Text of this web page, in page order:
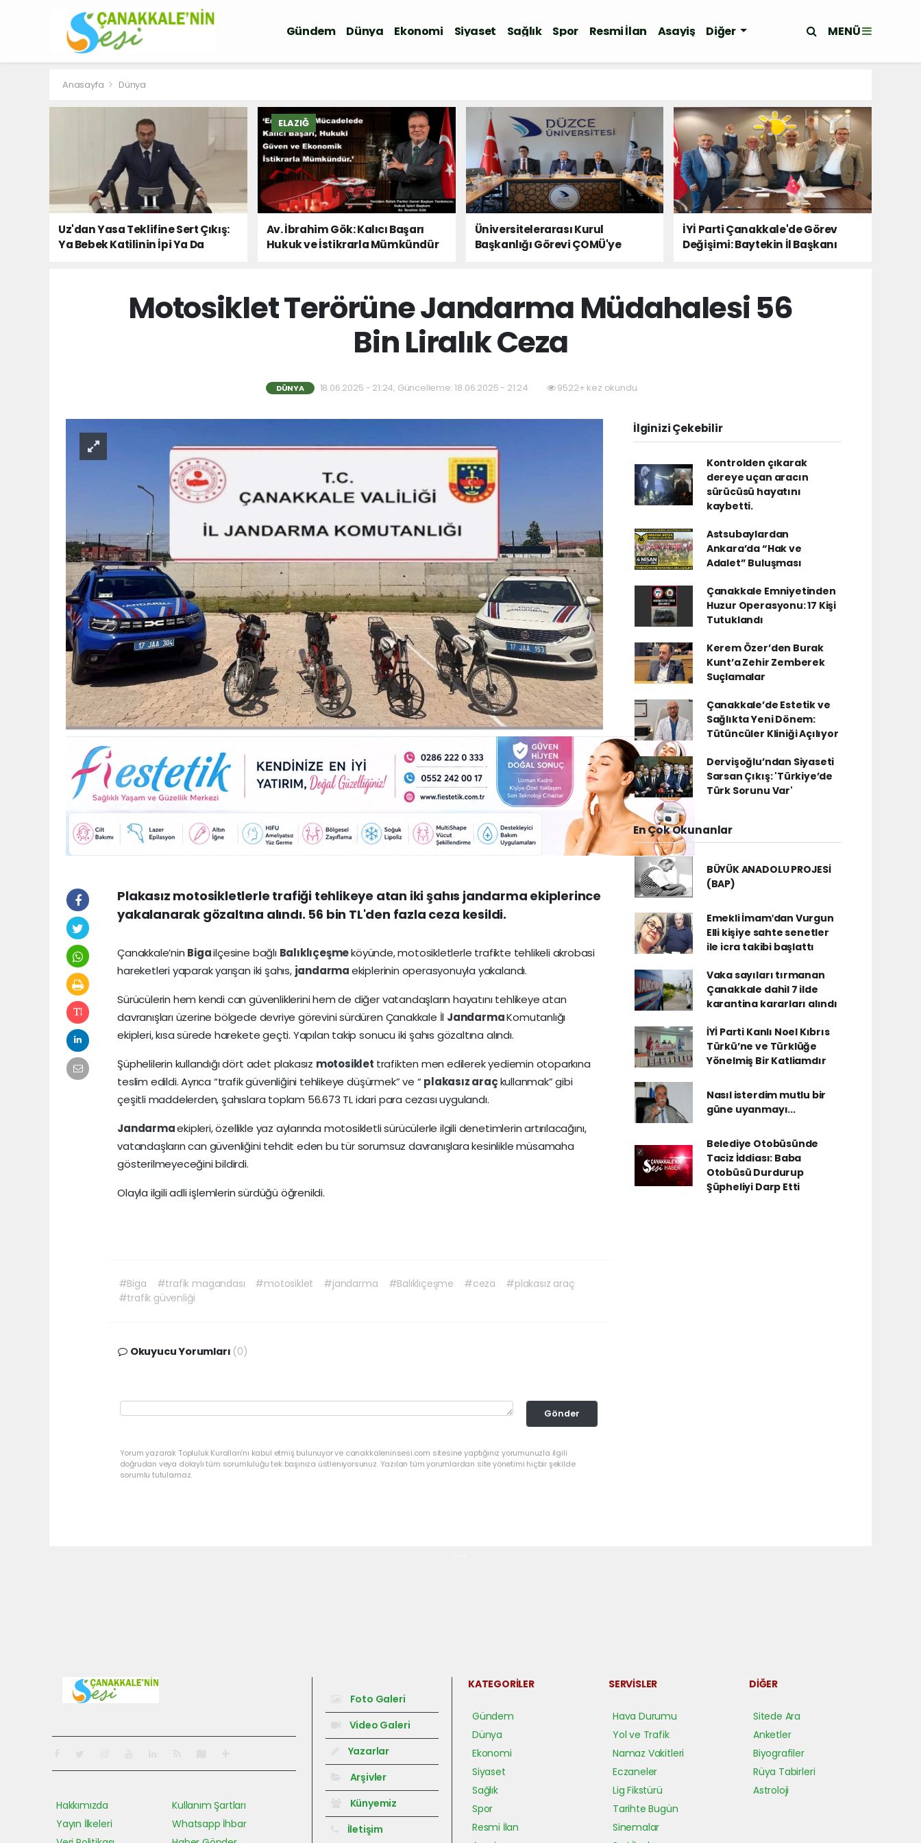
Gündem Dünya Ekonomi Siyaset Sağlık Spor Resmi İlan Asayiş Diğer MENÜ
Anasayfa Dünya
Uz'dan Yasa Teklifine Sert Çıkış:
Ya Bebek Katilinin İpi Ya Da
ELAZIĞ
Av. İbrahim Gök: Kalıcı Başarı
Hukuk ve İstikrarla Mümkündür
Üniversitelerarası Kurul
Başkanlığı Görevi ÇOMÜ'ye
İYİ Parti Çanakkale'de Görev
Değişimi: Baytekin İl Başkanı
Motosiklet Terörüne Jandarma Müdahalesi 56
Bin Liralık Ceza
DÜNYA 18.06.2025 - 21:24, Güncelleme: 18.06.2025 - 21:24 9522+ kez okundu.
Plakasız motosikletlerle trafiği tehlikeye atan iki şahıs jandarma ekiplerince
yakalanarak gözaltına alındı. 56 bin TL'den fazla ceza kesildi.
Çanakkale’nin Bigailçesine bağlı Balıklıçeşmeköyünde, motosikletlerle trafikte tehlikeli akrobasi
hareketleri yaparak yarışan iki şahıs, jandarmaekiplerinin operasyonuyla yakalandı.
Sürücülerin hem kendi can güvenliklerini hem de diğer vatandaşların hayatını tehlikeye atan
davranışları üzerine bölgede devriye görevini sürdüren Çanakkale İl JandarmaKomutanlığı
ekipleri, kısa sürede harekete geçti. Yapılan takip sonucu iki şahıs gözaltına alındı.
Şüphelilerin kullandığı dört adet plakasız motosiklet trafikten men edilerek yediemin otoparkına
teslim edildi. Ayrıca “trafik güvenliğini tehlikeye düşürmek” ve “ plakasız araçkullanmak” gibi
çeşitli maddelerden, şahıslara toplam 56.673 TL idari para cezası uygulandı.
Jandarmaekipleri, özellikle yaz aylarında motosikletli sürücülerle ilgili denetimlerin artırılacağını,
vatandaşların can güvenliğini tehdit eden bu tür sorumsuz davranışlara kesinlikle müsamaha
gösterilmeyeceğini bildirdi.
Olayla ilgili adli işlemlerin sürdüğü öğrenildi.
#Biga #trafik magandası #motosiklet #jandarma #Balıklıçeşme #ceza
#plakasız araç
#trafik güvenliği
Okuyucu Yorumları (0)
Gönder
Yorum yazarak Topluluk Kuralları’nı kabul etmiş bulunuyor ve canakkaleninsesi.com sitesine yaptığınız yorumunuzla ilgili
doğrudan veya dolaylı tüm sorumluluğu tek başınıza üstleniyorsunuz. Yazılan tüm yorumlardan site yönetimi hiçbir şekilde
sorumlu tutulamaz.
İlginizi Çekebilir
Kontrolden çıkarak
dereye uçan aracın
sürücüsü hayatını
kaybetti.
Astsubaylardan
Ankara’da “Hak ve
Adalet” Buluşması
Çanakkale Emniyetinden
Huzur Operasyonu: 17 Kişi
Tutuklandı
Kerem Özer’den Burak
Kunt’a Zehir Zemberek
Suçlamalar
Çanakkale’de Estetik ve
Sağlıkta Yeni Dönem:
Tütüncüler Kliniği Açılıyor
Dervişoğlu’ndan Siyaseti
Sarsan Çıkış: 'Türkiye’de
Türk Sorunu Var'
En Çok Okunanlar
BÜYÜK ANADOLU PROJESİ
(BAP)
Emekli İmamʹdan Vurgun
Elli kişiye sahte senetler
ile icra takibi başlattı
Vaka sayıları tırmanan
Çanakkale dahil 7 ilde
karantina kararları alındı
İYİ Parti Kanlı Noel Kıbrıs
Türkü’ne ve Türklüğe
Yönelmiş Bir Katliamdır
Nasıl isterdim mutlu bir
güne uyanmayı...
Belediye Otobüsünde
Taciz İddiası: Baba
Otobüsü Durdurup
Şüpheliyi Darp Etti
Hakkımızda
Yayın İlkeleri
Kullanım Şartları
Whatsapp İhbar
Foto Galeri
Video Galeri
Yazarlar
Arşivler
Künyemiz
İletişim
KATEGORİLER
Gündem
Dünya
Ekonomi
Siyaset
Sağlık
Spor
Resmi İlan
SERVİSLER
Hava Durumu
Yol ve Trafik
Namaz Vakitleri
Eczaneler
Lig Fikstürü
Tarihte Bugün
Sinemalar
DİĞER
Sitede Ara
Anketler
Biyografiler
Rüya Tabirleri
Astroloji